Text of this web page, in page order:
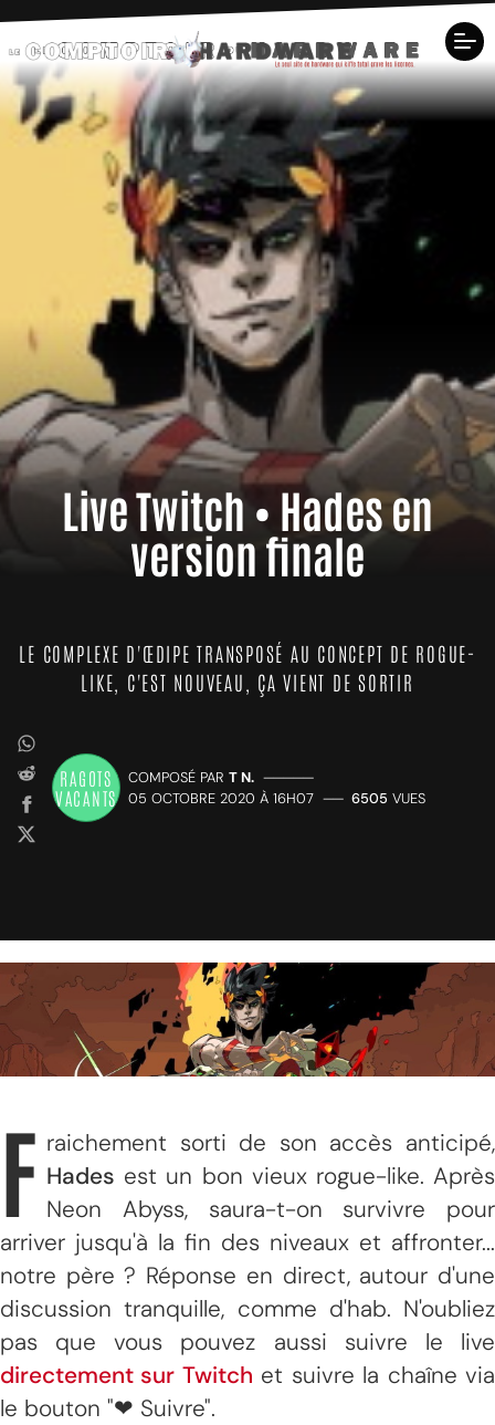
Live Twitch • Hades en
version finale
LE COMPLEXE D'ŒDIPE TRANSPOSÉ AU CONCEPT DE ROGUE-
LIKE, C'EST NOUVEAU, ÇA VIENT DE SORTIR
RAGOTS
VACANTS
COMPOSÉ PAR T N. —————
05 OCTOBRE 2020 À 16H07 —— 6505 VUES
F raichement sorti de son accès anticipé,
Hades est un bon vieux rogue-like. Après
Neon Abyss, saura-t-on survivre pour
arriver jusqu'à la fin des niveaux et affronter...
notre père ? Réponse en direct, autour d'une
discussion tranquille, comme d'hab. N'oubliez
pas que vous pouvez aussi suivre le live
directement sur Twitch et suivre la chaîne via
le bouton "❤ Suivre".